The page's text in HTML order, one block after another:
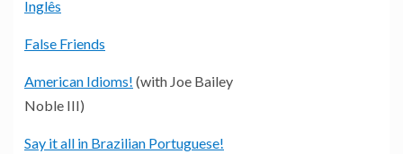
Inglês
False Friends
American Idioms! (with Joe Bailey
Noble III)
Say it all in Brazilian Portuguese!